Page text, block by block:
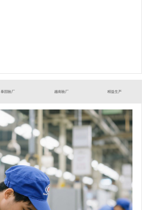
泰国验厂 越南验厂 精益生产